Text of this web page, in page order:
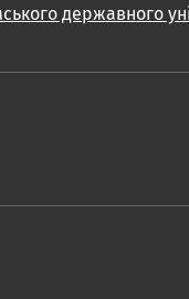
державного